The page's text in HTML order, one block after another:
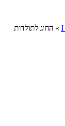
» החוג לתולדות